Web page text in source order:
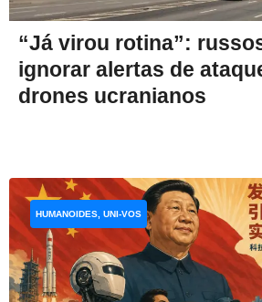
“Já virou rotina”:
ignorar alertas de
drones ucranianos
HUMANOIDES, UNI-VOS